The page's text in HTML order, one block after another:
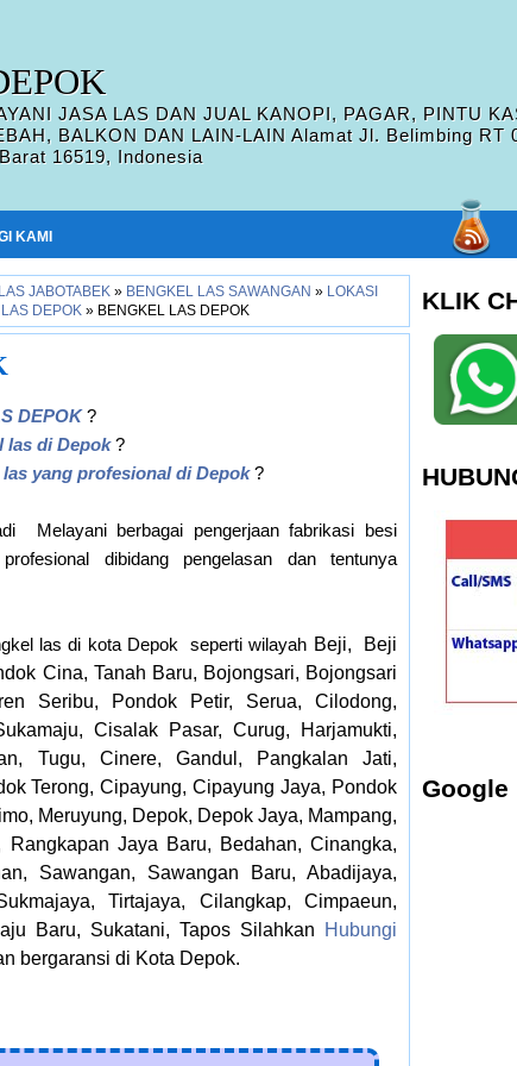
JASA LAS DAN JUAL KANOPI, PAGAR, PINTU
BALKON DAN LAIN-LAIN Alamat Jl. Belimbing RT
16519, Indonesia
KAMI
JABOTABEK » BENGKEL LAS SAWANGAN »
LOKASI
DEPOK » BENGKEL LAS DEPOK
DEPOK?
las di Depok?
yang profesional di Depok?
Melayani berbagai pengerjaan fabrikasi besi
dibidang pengelasan dan tentunya
las di kota Depok seperti wilayah Beji,
Beji
Cina, Tanah Baru, Bojongsari, Bojongsari
Seribu, Pondok Petir, Serua, Cilodong,
Cisalak Pasar, Curug, Harjamukti,
Tugu, Cinere, Gandul, Pangkalan Jati,
Terong, Cipayung, Cipayung Jaya, Pondok
Meruyung, Depok, Depok Jaya, Mampang,
Jaya Baru, Bedahan, Cinangka,
Sawangan, Sawangan Baru, Abadijaya,
Tirtajaya, Cilangkap, Cimpaeun,
Baru, Sukatani, Tapos Silahkan
Hubungi
bergaransi di Kota Depok.
KLIK
Google